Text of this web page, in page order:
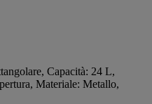
Capacità: 24 L,
Materiale: Metallo,